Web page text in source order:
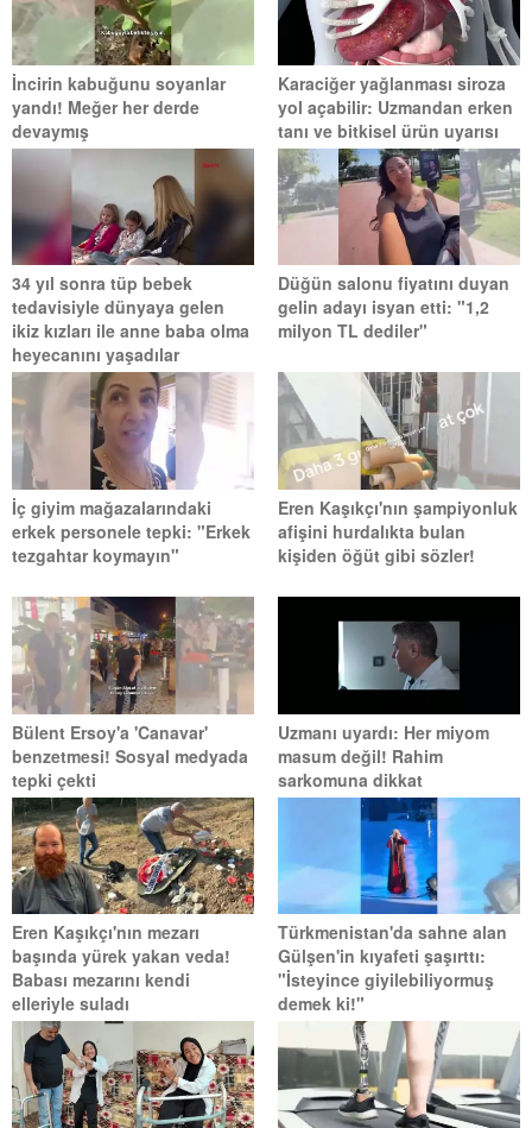
İncirin kabuğunu soyanlar
yandı! Meğer her derde
devaymış
Karaciğer yağlanması siroza
yol açabilir: Uzmandan erken
tanı ve bitkisel ürün uyarısı
34 yıl sonra tüp bebek
tedavisiyle dünyaya gelen
ikiz kızları ile anne baba olma
heyecanını yaşadılar
Düğün salonu fiyatını duyan
gelin adayı isyan etti: "1,2
milyon TL dediler"
İç giyim mağazalarındaki
erkek personele tepki: "Erkek
tezgahtar koymayın"
Eren Kaşıkçı'nın şampiyonluk
afişini hurdalıkta bulan
kişiden öğüt gibi sözler!
Bülent Ersoy'a 'Canavar'
benzetmesi! Sosyal medyada
tepki çekti
Uzmanı uyardı: Her miyom
masum değil! Rahim
sarkomuna dikkat
Eren Kaşıkçı'nın mezarı
başında yürek yakan veda!
Babası mezarını kendi
elleriyle suladı
Türkmenistan'da sahne alan
Gülşen'in kıyafeti şaşırttı:
"İsteyince giyilebiliyormuş
demek ki!"